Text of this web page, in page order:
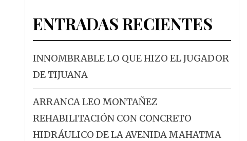
ENTRADAS RECIENTES
INNOMBRABLE LO QUE HIZO EL JUGADOR
DE TIJUANA
ARRANCA LEO MONTAÑEZ
REHABILITACIÓN CON CONCRETO
HIDRÁULICO DE LA AVENIDA MAHATMA